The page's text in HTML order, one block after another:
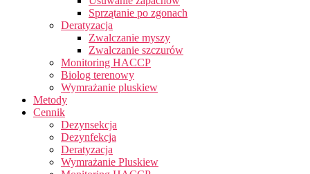
Sprzątanie po zgonach
Deratyzacja
Zwalczanie myszy
Zwalczanie szczurów
Monitoring HACCP
Biolog terenowy
Wymrażanie pluskiew
Metody
Cennik
Dezynsekcja
Dezynfekcja
Deratyzacja
Wymrażanie Pluskiew